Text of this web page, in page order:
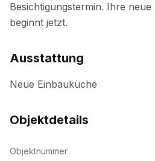
Ausstattung
Objektdetails
Objektnummer